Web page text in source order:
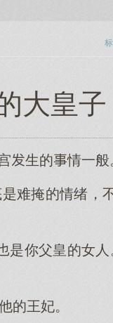
大皇子
生的情一般
难掩的情绪，
父皇的女人
的王妃。